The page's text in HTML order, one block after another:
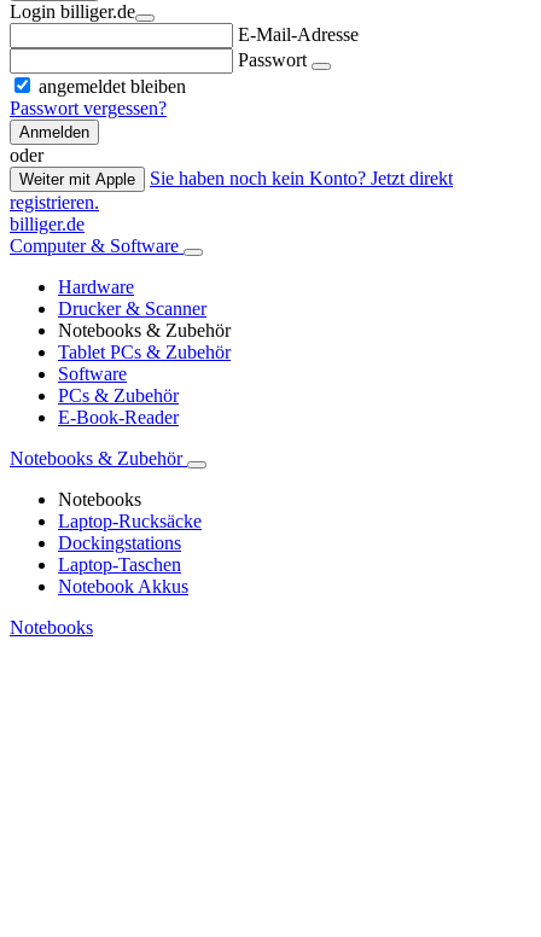
Login billiger.de
E-Mail-Adresse
Passwort
angemeldet bleiben
Passwort vergessen?
Anmelden
oder
Weiter mit Apple
Sie haben noch kein Konto? Jetzt direkt
registrieren.
billiger.de
Computer & Software
Hardware
Drucker & Scanner
Notebooks & Zubehör
Tablet PCs & Zubehör
Software
PCs & Zubehör
E-Book-Reader
Notebooks & Zubehör
Notebooks
Laptop-Rucksäcke
Dockingstations
Laptop-Taschen
Notebook Akkus
Notebooks